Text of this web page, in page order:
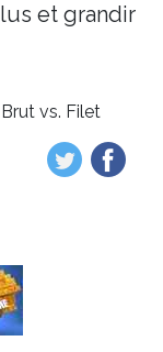
et grandir
Brut vs. Filet